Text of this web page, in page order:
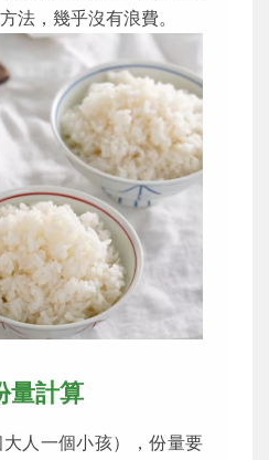
法，幾乎沒有浪費。
量計算
人一個小孩），份量要